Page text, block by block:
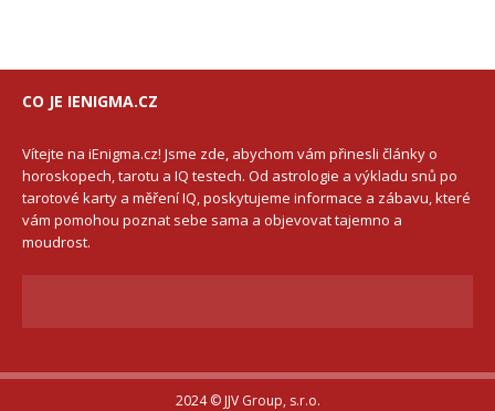
CO JE IENIGMA.CZ
Vítejte na iEnigma.cz! Jsme zde, abychom vám přinesli články o
horoskopech, tarotu a IQ testech. Od astrologie a výkladu snů po
tarotové karty a měření IQ, poskytujeme informace a zábavu, které
vám pomohou poznat sebe sama a objevovat tajemno a
moudrost.
2024 © JJV Group, s.r.o.